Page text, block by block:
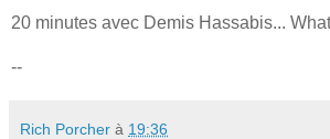
20 minutes avec Demis Hassabis...
--
Rich Porcher à 19:36